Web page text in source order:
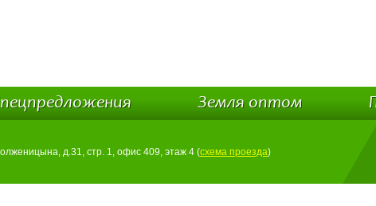
Земля оптом
д.31, стр. 1, офис 409, этаж 4 (схема проезда)